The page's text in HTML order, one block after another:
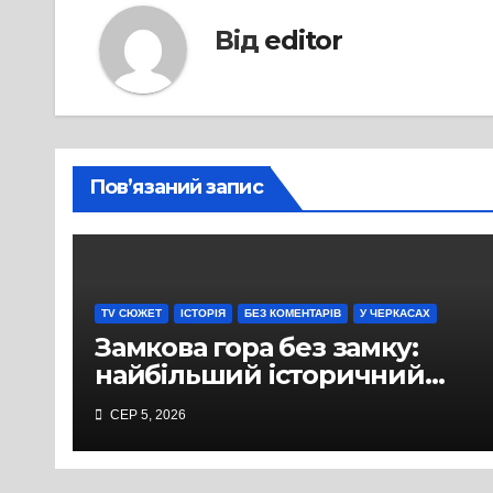
Від editor
Пов’язаний запис
TV СЮЖЕТ ІСТОРІЯ БЕЗ КОМЕНТАРІВ У ЧЕРКАСАХ
Замкова гора без замку:
найбільший історичний
міф Черкас
СЕР 5, 2026